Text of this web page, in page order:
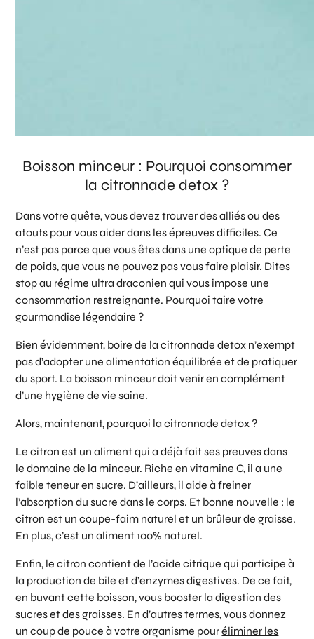
Boisson minceur : Pourquoi consommer
la citronnade detox ?
Dans votre quête, vous devez trouver des alliés ou des
atouts pour vous aider dans les épreuves difficiles. Ce
n’est pas parce que vous êtes dans une optique de perte
de poids, que vous ne pouvez pas vous faire plaisir. Dites
stop au régime ultra draconien qui vous impose une
consommation restreignante. Pourquoi taire votre
gourmandise légendaire ?
Bien évidemment, boire de la citronnade detox n’exempt
pas d’adopter une alimentation équilibrée et de pratiquer
du sport. La boisson minceur doit venir en complément
d’une hygiène de vie saine.
Alors, maintenant, pourquoi la citronnade detox ?
Le citron est un aliment qui a déjà fait ses preuves dans
le domaine de la minceur. Riche en vitamine C, il a une
faible teneur en sucre. D’ailleurs, il aide à freiner
l’absorption du sucre dans le corps. Et bonne nouvelle : le
citron est un coupe-faim naturel et un brûleur de graisse.
En plus, c’est un aliment 100% naturel.
Enfin, le citron contient de l’acide citrique qui participe à
la production de bile et d’enzymes digestives. De ce fait,
en buvant cette boisson, vous booster la digestion des
sucres et des graisses. En d’autres termes, vous donnez
un coup de pouce à votre organisme pouréliminer les